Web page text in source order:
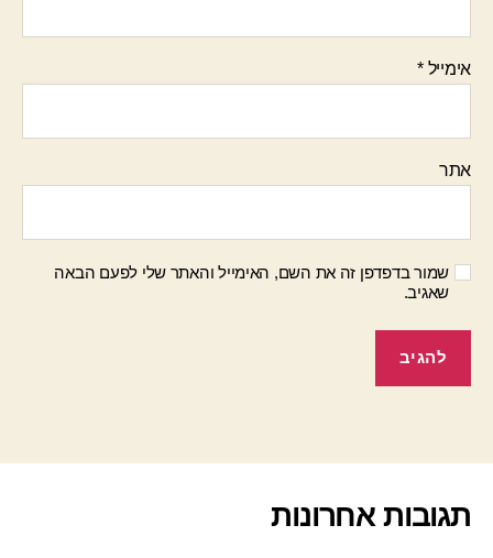
אימייל*
אתר
שמור בדפדפן זה את השם, האימייל והאתר שלי לפעם הבאה
שאגיב.
תגובות אחרונות